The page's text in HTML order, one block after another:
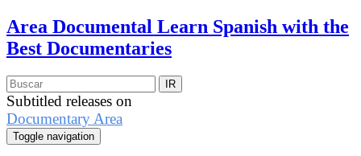
Area Documental Learn Spanish with the
Best Documentaries
Subtitled releases on
Documentary Area
Toggle navigation